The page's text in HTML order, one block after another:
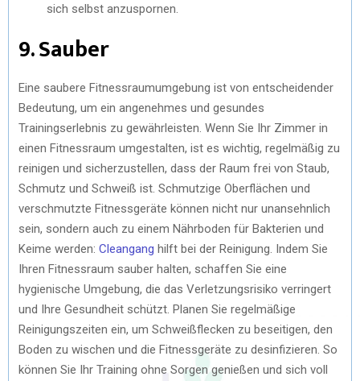
sich selbst anzuspornen.
9. Sauber
Eine saubere Fitnessraumumgebung ist von entscheidender
Bedeutung, um ein angenehmes und gesundes
Trainingserlebnis zu gewährleisten. Wenn Sie Ihr Zimmer in
einen Fitnessraum umgestalten, ist es wichtig, regelmäßig zu
reinigen und sicherzustellen, dass der Raum frei von Staub,
Schmutz und Schweiß ist. Schmutzige Oberflächen und
verschmutzte Fitnessgeräte können nicht nur unansehnlich
sein, sondern auch zu einem Nährboden für Bakterien und
Keime werden: Cleangang hilft bei der Reinigung. Indem Sie
Ihren Fitnessraum sauber halten, schaffen Sie eine
hygienische Umgebung, die das Verletzungsrisiko verringert
und Ihre Gesundheit schützt. Planen Sie regelmäßige
Reinigungszeiten ein, um Schweißflecken zu beseitigen, den
Boden zu wischen und die Fitnessgeräte zu desinfizieren. So
können Sie Ihr Training ohne Sorgen genießen und sich voll